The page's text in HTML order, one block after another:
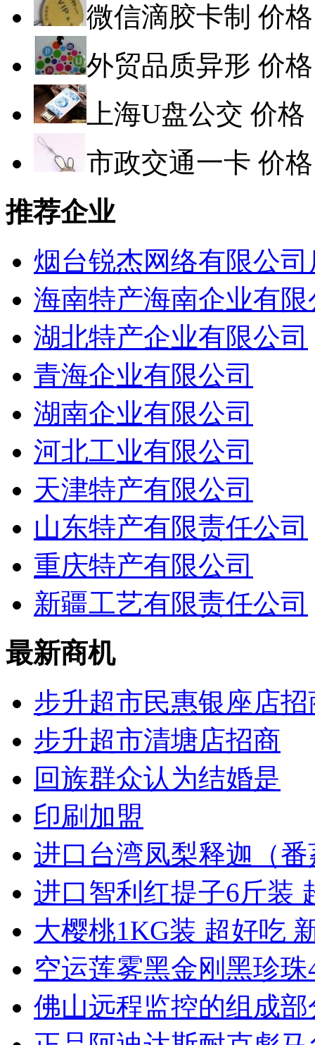
微信滴胶卡制 价
外贸品质异形 价
上海U盘公交 价格
市政交通一卡 价
推荐企业
烟台锐杰网络有限公
海南特产海南企业有限
湖北特产企业有限公司
青海企业有限公司
湖南企业有限公司
河北工业有限公司
天津特产有限公司
山东特产有限责任公司
重庆特产有限公司
新疆工艺有限责任公司
最新商机
步升超市民惠银座店招
步升超市清塘店招商
回族群众认为结婚是
印刷加盟
进口台湾凤梨释迦（
进口智利红提子6斤装
大樱桃1KG装 超好吃
空运莲雾黑金刚黑珍珠
佛山远程监控的组成部